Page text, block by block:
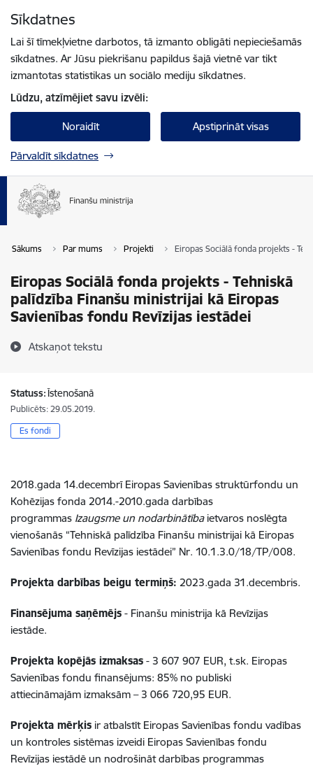
Sīkdatnes
Lai šī tīmekļvietne darbotos, tā izmanto obligāti nepieciešamās
sīkdatnes. Ar Jūsu piekrišanu papildus šajā vietnē var tikt
izmantotas statistikas un sociālo mediju sīkdatnes.
Lūdzu, atzīmējiet savu izvēli:
Noraidīt Apstiprināt visas
Pārvaldīt sīkdatnes
Sākums Par mums Projekti Eiropas Sociālā fonda projekts -
Eiropas Sociālā fonda projekts - Tehniskā
palīdzība Finanšu ministrijai kā Eiropas
Savienības fondu Revīzijas iestādei
Atskaņot tekstu
Statuss:Īstenošanā
Publicēts: 29.05.2019.
Es fondi
2018.gada 14.decembrī Eiropas Savienības struktūrfondu un
Kohēzijas fonda 2014.-2010.gada darbības
programmas Izaugsme un nodarbinātībaietvaros noslēgta
vienošanās “Tehniskā palīdzība Finanšu ministrijai kā Eiropas
Savienības fondu Revīzijas iestādei” Nr. 10.1.3.0/18/TP/008.
Projekta darbības beigu termiņš: 2023.gada 31.decembris.
Finansējuma saņēmējs - Finanšu ministrija kā Revīzijas
iestāde.
Projekta kopējās izmaksas - 3 607 907 EUR, t.sk. Eiropas
Savienības fondu finansējums: 85% no publiski
attiecināmajām izmaksām –3 066 720,95 EUR.
Projekta mērķis ir atbalstīt Eiropas Savienības fondu vadības
un kontroles sistēmas izveidi Eiropas Savienības fondu
Revīzijas iestādē un nodrošināt darbības programmas